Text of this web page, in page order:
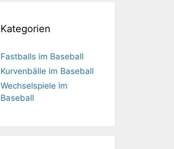
Kategorien
Fastballs im Baseball
Kurvenbälle im Baseball
Wechselspiele im
Baseball